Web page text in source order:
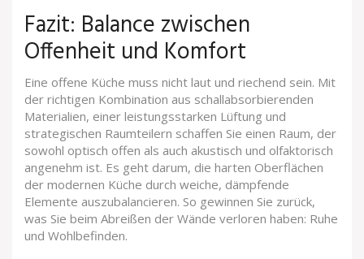
Fazit: Balance zwischen
Offenheit und Komfort
Eine offene Küche muss nicht laut und riechend sein. Mit
der richtigen Kombination aus schallabsorbierenden
Materialien, einer leistungsstarken Lüftung und
strategischen Raumteilern schaffen Sie einen Raum, der
sowohl optisch offen als auch akustisch und olfaktorisch
angenehm ist. Es geht darum, die harten Oberflächen
der modernen Küche durch weiche, dämpfende
Elemente auszubalancieren. So gewinnen Sie zurück,
was Sie beim Abreißen der Wände verloren haben: Ruhe
und Wohlbefinden.